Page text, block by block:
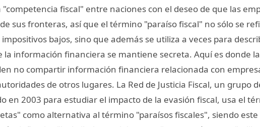
"competencia fiscal" entre naciones con el deseo de que las
sus fronteras, así que el término "paraíso fiscal" no sólo se
impositivos bajos, sino que además se utiliza a veces para
la información financiera se mantiene secreta. Aquí es donde
no compartir información financiera relacionada con
de otros lugares. La Red de Justicia Fiscal, un grupo
en 2003 para estudiar el impacto de la evasión fiscal, usa el
como alternativa al término "paraísos fiscales", siendo